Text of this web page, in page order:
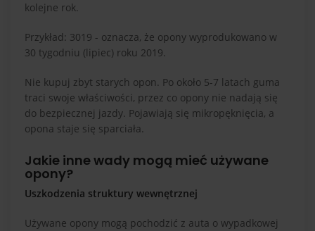
kolejne rok.
Przykład: 3019 - oznacza, że opony wyprodukowano w
30 tygodniu (lipiec) roku 2019.
Nie kupuj zbyt starych opon. Po około 5-7 latach guma
traci swoje właściwości, przez co opony nie nadają się
do bezpiecznej jazdy. Pojawiają się mikropęknięcia, a
opona staje się sparciała.
Jakie inne wady mogą mieć używane
opony?
Uszkodzenia struktury wewnętrznej
Używane opony mogą pochodzić z auta o wypadkowej